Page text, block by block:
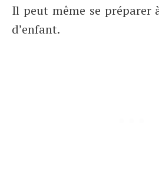
Il peut même se préparer
d’enfant.